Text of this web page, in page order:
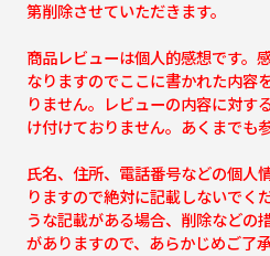
第削除させていただきます。
商品レビューは個人的感想です。
なりますのでここに書かれた内容
りません。レビューの内容に対す
け付けておりません。あくまでも
氏名、住所、電話番号などの個人
りますので絶対に記載しないでく
うな記載がある場合、削除などの
がありますので、あらかじめご了